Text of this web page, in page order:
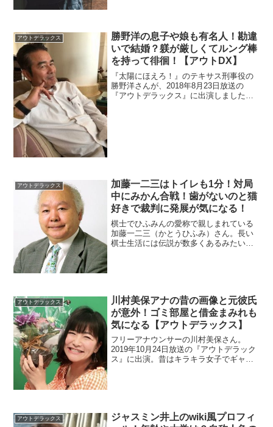
アウトデラックス
勝野洋の息子や娘も有名人！勘違
いで結婚？躾が厳しくてルング棒
を持って徘徊！【アウトDX】
『太陽にほえろ！』のテキサス刑事役の
勝野洋さんが、2018年8月23日放送の
『アウトデラックス』に出演しました。
アウトデラックス
加藤一二三はトイレも1分！対局
中にみかん合戦！歯がないのと猫
好きで裁判に発展が気になる！
棋士でひふみんの愛称で親しまれている
加藤一二三（かとうひふみ）さん。長い
棋士生活には伝説が数多くあるみたいで
アウトデラックス
川村美保アナの昔の画像と元彼氏
が意外！ゴミ部屋と借金まみれも
気になる【アウトデラックス】
フリーアナウンサーの川村美保さん。
2019年10月24日放送の『アウトデラック
ス』に出演。昔はキラキラ女子でギャル
アウトデラックス
ジャスミン井上のwiki風プロフィ